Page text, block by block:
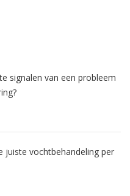
signalen van een probleem
juiste vochtbehandeling per